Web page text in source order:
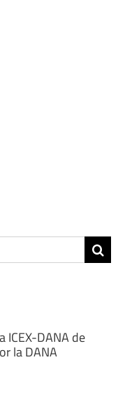
ICEX-DANA de
la DANA